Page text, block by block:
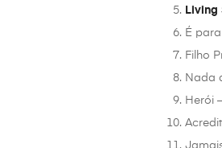
Living
É
Filho
Nada
Herói